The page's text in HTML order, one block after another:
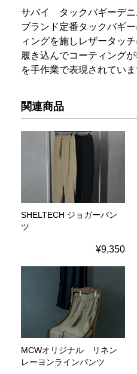
サバイ タックバギーデ
ブランド定番タックバギ
ィングを施しレザータッ
履き込んでコーティング
を手作業で表現されていま
関連商品
SHELTECH ジョガーパン
ツ
¥9,350
MCWオリジナル リネン
レーヨンラインパンツ